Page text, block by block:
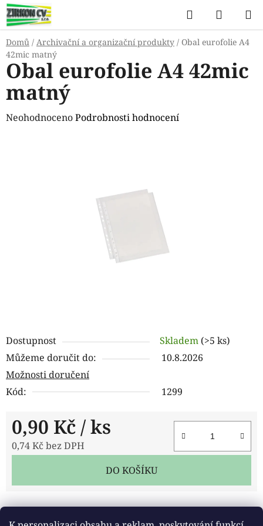
Přejít
na
obsah
Hledat
KOŠÍK
Domů / Archivační a organizační produkty / Obal eurofolie A4
42mic matný
Dostupnost Skladem (>5 ks)
Můžeme doručit do:
10.8.2026
Možnosti doručení
Kód:
1299
0,90 Kč / ks
0,74 Kč bez DPH
DO KOŠÍKU
Obal eurofolie A4 42mic
matný
Průměrné
NeohodnocenoPodrobnosti hodnocení